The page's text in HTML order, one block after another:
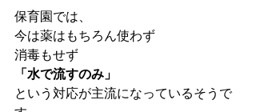
保育園では、
今は薬はもちろん使わず
消毒もせず
「水で流すのみ」
という対応が主流になっているそうで